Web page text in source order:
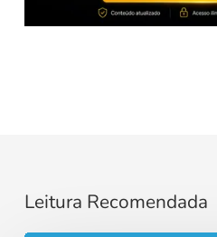
Leitura Recomendada